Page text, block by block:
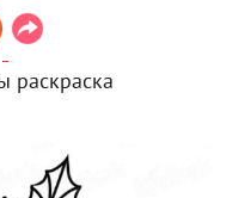
раскраска